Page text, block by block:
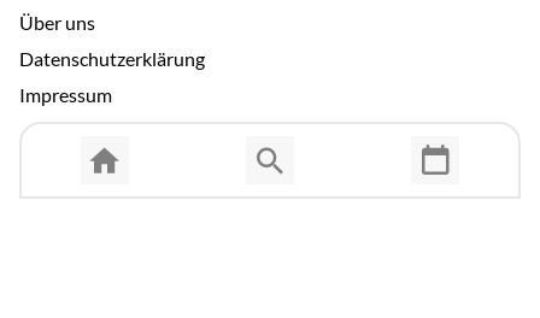
Über uns
Datenschutzerklärung
Impressum
Allgemeine Nutzungsbedingungen